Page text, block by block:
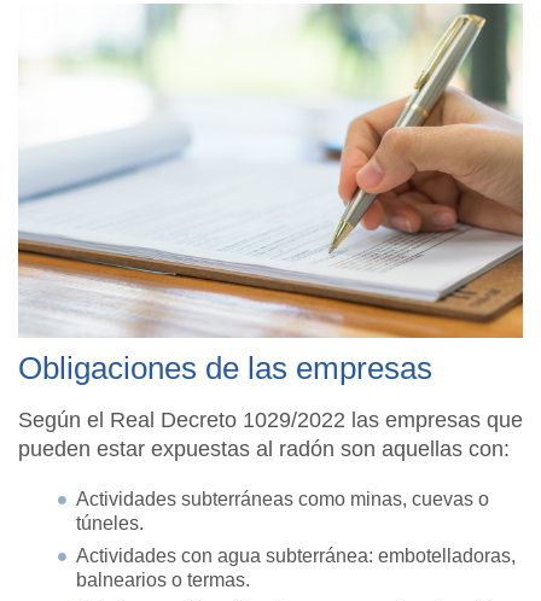
Obligaciones de las empresas
Según el Real Decreto 1029/2022 las empresas que
pueden estar expuestas al radón son aquellas con:
Actividades subterráneas como minas, cuevas o
túneles.
Actividades con agua subterránea: embotelladoras,
balnearios o termas.